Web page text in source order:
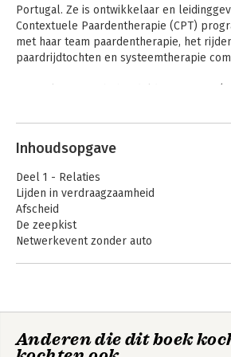
Portugal. Ze is ontwikkelaar en
Contextuele Paardentherapie (CPT)
met haar team paardentherapie, het
paardrijdtochten en systeemtherapie
TedX Haarlem) over CPT. Ook schrijft ze
Andere boeken door
Selbeck
Speelpaard
Inhoudsopgave
Deel 1 - Relaties
Lijden in verdraagzaamheid
Afscheid
De zeepkist
Netwerkevent zonder auto
Avonturen met Van Gogh
De adjunct-hoofdredactrice
Anderen die dit boek